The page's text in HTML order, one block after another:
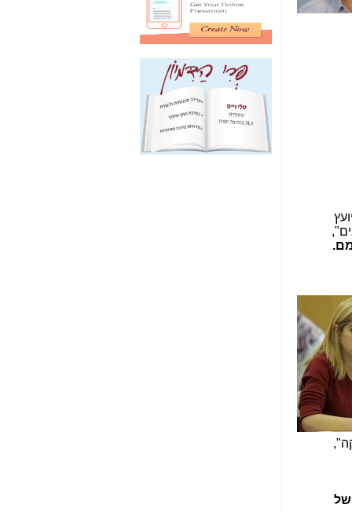
של
News שהביא לתפירת
תיק לביבי והעלמת
החשודים הנכונים -כאן
אחת הרגליים של "תיק
4000 התפור"
התמוטטה היום
בניצחון (כפול) של בזק
-
כאן
איך כתבות מפנקות